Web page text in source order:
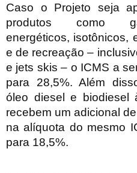
Caso o Projeto seja
produtos como
energéticos, isotônicos,
e de recreação –
e jets skis – o ICMS a
para 28,5%. Além
óleo diesel e biodiesel
recebem um adicional
na alíquota do mesmo
para 18,5%.